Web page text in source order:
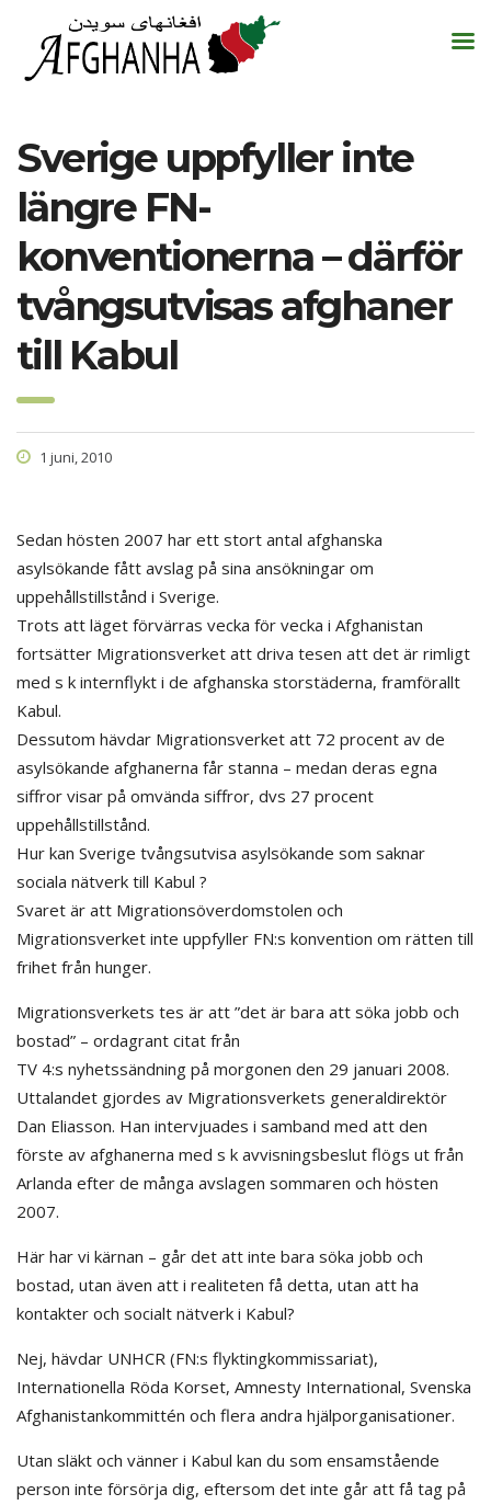
Sverige uppfyller inte
längre FN-
konventionerna – därför
tvångsutvisas afghaner
till Kabul
1 juni, 2010
Sedan hösten 2007 har ett stort antal afghanska
asylsökande fått avslag på sina ansökningar om
uppehållstillstånd i Sverige.
Trots att läget förvärras vecka för vecka i Afghanistan
fortsätter Migrationsverket att driva tesen att det är rimligt
med s k internflykt i de afghanska storstäderna, framförallt
Kabul.
Dessutom hävdar Migrationsverket att 72 procent av de
asylsökande afghanerna får stanna – medan deras egna
siffror visar på omvända siffror, dvs 27 procent
uppehållstillstånd.
Hur kan Sverige tvångsutvisa asylsökande som saknar
sociala nätverk till Kabul ?
Svaret är att Migrationsöverdomstolen och
Migrationsverket inte uppfyller FN:s konvention om rätten till
frihet från hunger.
Migrationsverkets tes är att ”det är bara att söka jobb och
bostad” – ordagrant citat från
TV 4:s nyhetssändning på morgonen den 29 januari 2008.
Uttalandet gjordes av Migrationsverkets generaldirektör
Dan Eliasson. Han intervjuades i samband med att den
förste av afghanerna med s k avvisningsbeslut flögs ut från
Arlanda efter de många avslagen sommaren och hösten
2007.
Här har vi kärnan – går det att inte bara söka jobb och
bostad, utan även att i realiteten få detta, utan att ha
kontakter och socialt nätverk i Kabul?
Nej, hävdar UNHCR (FN:s flyktingkommissariat),
Internationella Röda Korset, Amnesty International, Svenska
Afghanistankommittén och flera andra hjälporganisationer.
Utan släkt och vänner i Kabul kan du som ensamstående
person inte försörja dig, eftersom det inte går att få tag på